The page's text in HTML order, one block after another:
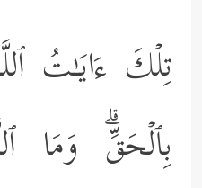
تِلۡكَ ءَایَـٰتُ
بِٱلۡحَقِّۗ وَمَا